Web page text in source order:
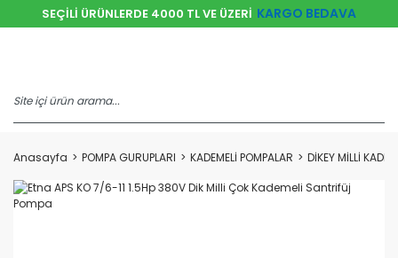
SEÇİLİ ÜRÜNLERDE 4000 TL VE ÜZERİ KARGO BEDAVA
Anasayfa POMPA GURUPLARI KADEMELİ POMPALAR DİKEY MİLLİ